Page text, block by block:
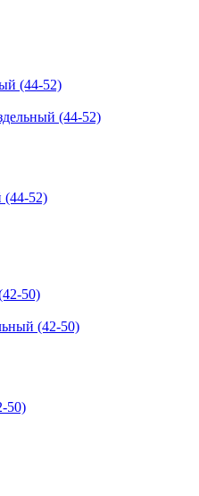
(44-52)
(44-52)
(42-50)
50)